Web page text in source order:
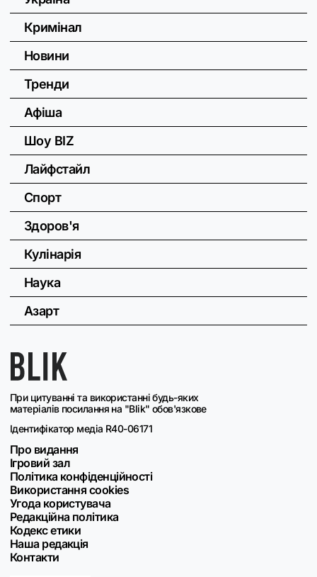
При цитуванні та використанні будь-яких
матеріалів посилання на "Blik" обов'язкове
Ідентифікатор медіа R40-06171
Про видання
Ігровий зал
Політика конфіденційності
Використання cookies
Угода користувача
Редакційна політика
Кодекс етики
Наша редакція
Контакти
Кримінал
Новини
Тренди
Афіша
Шоу BIZ
Лайфстайл
Спорт
Здоров'я
Кулінарія
Наука
Азарт